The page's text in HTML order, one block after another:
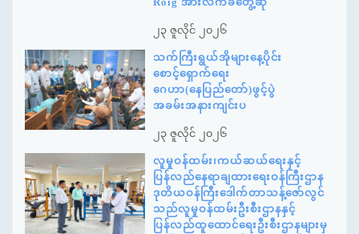
၂၃ ဇူလိုင် ၂၀၂၆
သက်ကြီးရွယ်အိုများနေ့ပိုင်း
စောင့်ရှောက်ရေး
ဂေဟာ(နေပြည်တော်)ဖွင့်ပွဲ
အခမ်းအနားကျင်းပ
၂၃ ဇူလိုင် ၂၀၂၆
လူမှုဝန်ထမ်း၊ကယ်ဆယ်ရေးနှင့်
ပြန်လည်နေရာချထားရေးဝန်ကြီးဌာန
ဒုတိယဝန်ကြီးဒေါက်တာသန့်ဇော်လွင်
သည်လူမှုဝန်ထမ်းဦးစီးဌာနနှင့်
ပြန်လည်ထူထောင်ရေးဦးစီးဌာနများမှ